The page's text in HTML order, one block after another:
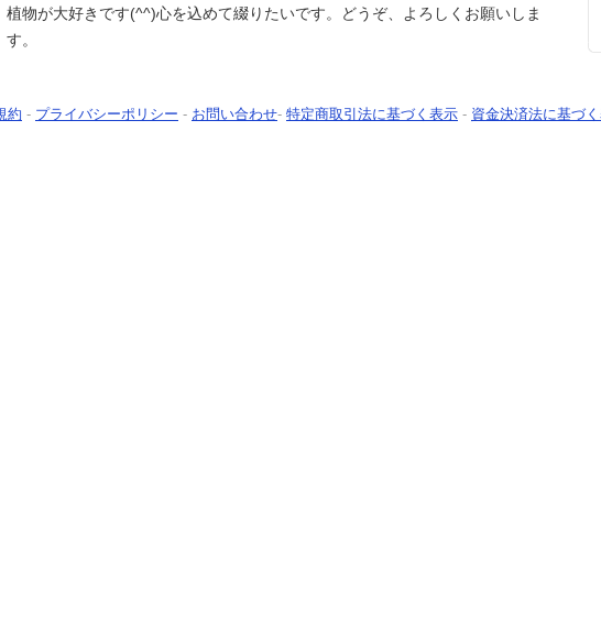
植物が大好きです(^^)心を込めて綴りたいです。どうぞ、よろしくお願いしま
す。
約 - プライバシーポリシー - お問い合わせ- 特定商取引法に基づく表示 - 資金決済法に基づ